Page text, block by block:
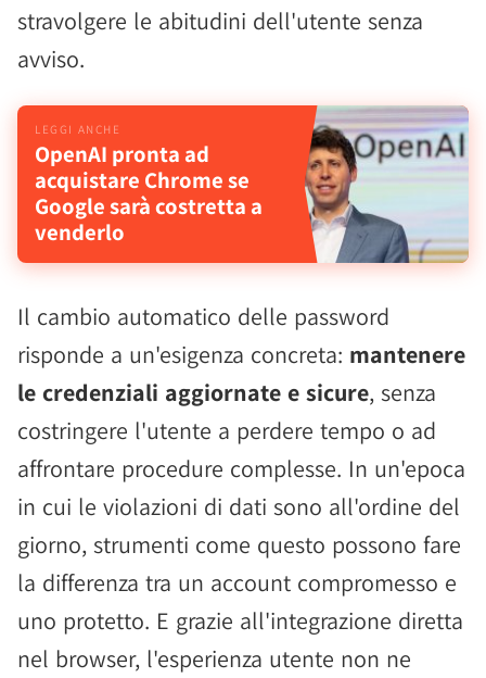
stravolgere le abitudini dell'utente senza
avviso.
OpenAI pronta ad
acquistare Chrome se
Google sarà costretta a
venderlo
Il cambio automatico delle password
risponde a un'esigenza concreta: mantenere
le credenziali aggiornate e sicure, senza
costringere l'utente a perdere tempo o ad
affrontare procedure complesse. In un'epoca
in cui le violazioni di dati sono all'ordine del
giorno, strumenti come questo possono fare
la differenza tra un account compromesso e
uno protetto. E grazie all'integrazione diretta
nel browser, l'esperienza utente non ne